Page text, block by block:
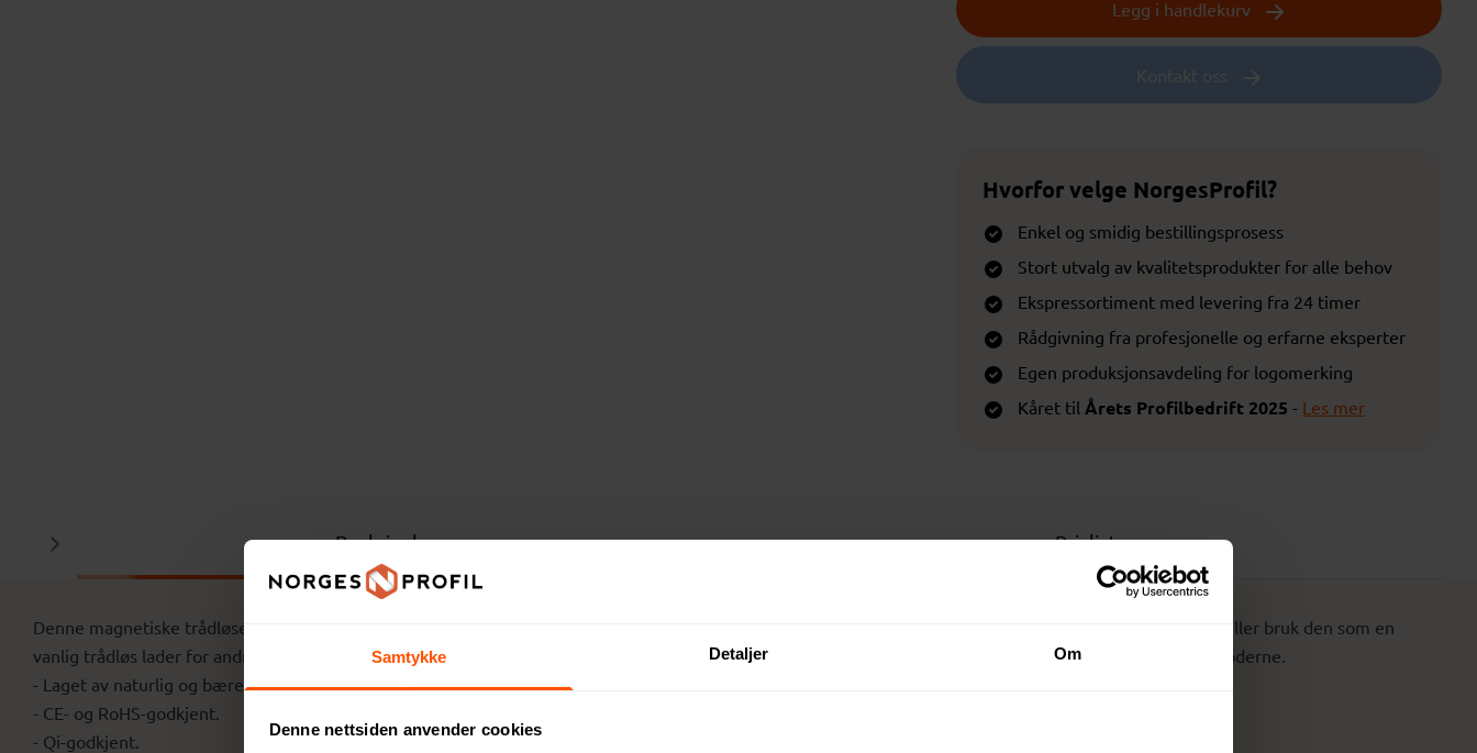
Samtykke Detaljer Om
Denne nettsiden anvender cookies
Legg i handlekurv
Kontakt oss
Hvorfor velge NorgesProfil?
Enkel og smidig bestillingsprosess
Stort utvalg av kvalitetsprodukter for alle behov
Ekspressortiment med levering fra 24 timer
Rådgivning fra profesjonelle og erfarne eksperter
Egen produksjonsavdeling for logomerking
Kåret til Årets Profilbedrift 2025 - Les mer
Beskrivelse Prisliste
Denne magnetiske trådløse laderen i bærekraftig bambus kombinerer stil og funksjonalitet. Fest den enkelt på baksiden av iPhone 13 for sømløs lading, eller bruk den som en
vanlig trådløs lader for andre Qi-kompatible enheter. Med 15W utgang sikrer den rask og effektiv lading – et miljøvennlig valg som er både praktisk og moderne.
- Laget av naturlig og bærekraftig bambus.
- CE- og RoHS-godkjent.
- Qi-godkjent.